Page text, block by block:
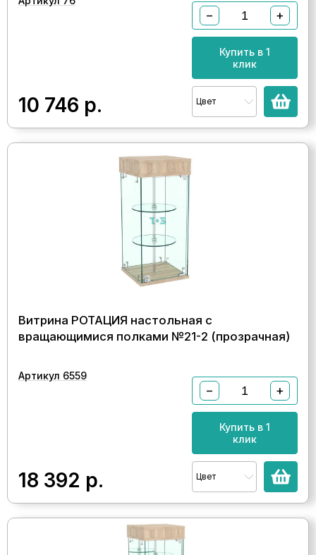
10 746 р.
− +
Купить в 1
клик
Цвет
Витрина РОТАЦИЯ настольная с
вращающимися полками №21-2 (прозрачная)
Артикул 6559
18 392 р.
− +
Купить в 1
клик
Цвет